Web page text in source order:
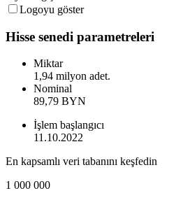
Logoyu göster
Hisse senedi parametreleri
Miktar
1,94 milyon adet.
Nominal
89,79 BYN
İşlem başlangıcı
11.10.2022
En kapsamlı veri tabanını keşfedin
1 000 000